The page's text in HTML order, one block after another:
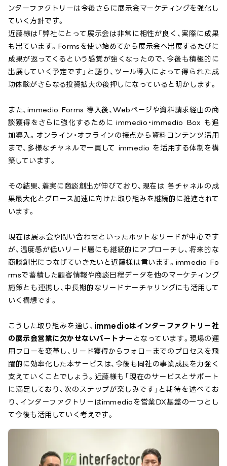
ンターファクトリーは今後さらに展示会マーケティングを強化し
ていく方針です。
近藤様は「弊社にとって展示会は非常に相性が良く、実際に成果
も出ています。Formsを使い始めてから展示会へ出展するたびに
成果が返ってくるという感覚が強くなったので、今後も積極的に
出展していく予定です」と語り、ツール導入によって得られた成
功体験がさらなる投資拡大の後押しになっていると明かします。
また、immedio Forms 導入後、Webページや資料請求経由の商
談獲得をさらに強化するために immedio・immedio Box も追
加導入。オンライン・オフラインの接点から資料コンテンツ活用
まで、多様なチャネルで一貫して immedio を活用する体制を構
築しています。
その結果、着実に商談創出が伸びており、現在は 各チャネルの成
果最大化とグロース加速に向けた取り組みを継続的に推進されて
います。
現在は展示会や問い合わせといったホットなリードが中心です
が、温度感が低いリード層にも継続的にアプローチし、将来的な
商談創出につなげていきたいと近藤様は言います。immedio Fo
rmsで蓄積した顧客情報や商談日程データを他のマーケティング
施策とも連携し、中長期的なリードナーチャリングにも活用して
いく構想です。
こうした取り組みを通じ、 immedioはインターファクトリー社
の展示会営業に欠かせないパートナー となっています。現場の運
用フローを変革し、リード獲得からフォローまでのプロセスを飛
躍的に効率化した本サービスは、今後も同社の事業成長を力強く
支えていくことでしょう。近藤様も「現在のサービスとサポート
に満足しており、次のステップが楽しみです」と期待を述べてお
り、インターファクトリーはimmedioを営業DX基盤の一つとし
て今後も活用していく考えです。